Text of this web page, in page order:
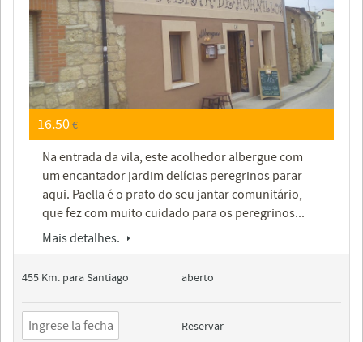
16.50€
Na entrada da vila, este acolhedor albergue com
um encantador jardim delícias peregrinos parar
aqui. Paella é o prato do seu jantar comunitário,
que fez com muito cuidado para os peregrinos...
Mais detalhes.
455 Km. para Santiago aberto
Reservar